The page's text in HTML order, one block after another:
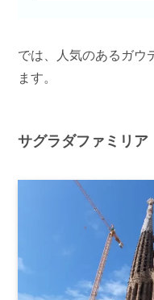
では、人気のあるガウ
ます。
サグラダファミリア